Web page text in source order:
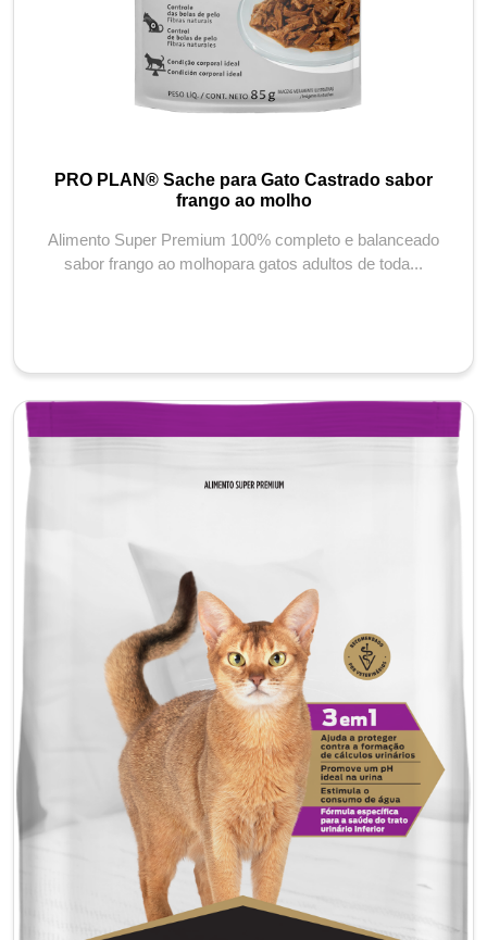
PRO PLAN® Sache para Gato Castrado sabor
frango ao molho
Alimento Super Premium 100% completo e balanceado
sabor frango ao molhopara gatos adultos de toda...